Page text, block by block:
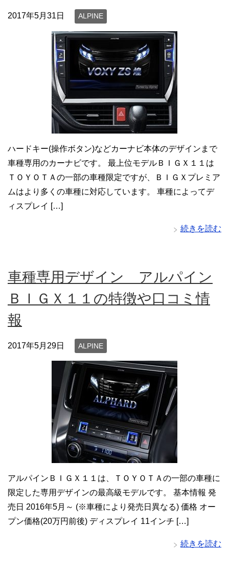
2017年5月31日 ALPINE
ハードキー(操作ボタン)などカーナビ本体のデザインまで
車種専用のカーナビです。 最上位モデルＢＩＧＸ１１は
ＴＯＹＯＴＡの一部の車種限定ですが、ＢＩＧＸプレミア
ムはより多くの車種に対応しています。 車種によってデ
ィスプレイ […]
続きを読む
車種専用デザイン アルパイン
ＢＩＧＸ１１の特徴や口コミ情
報
2017年5月29日 ALPINE
アルパインＢＩＧＸ１１は、ＴＯＹＯＴＡの一部の車種に
限定した専用デザインの最高級モデルです。 基本情報 発
売日 2016年5月～ (※車種により発売日異なる) 価格 オー
プン価格(20万円前後) ディスプレイ 11インチ […]
続きを読む